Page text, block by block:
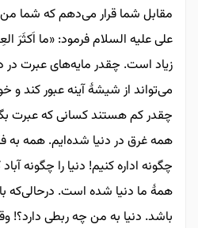
مقابل شما قرار می‌دهم که شما
علی علیه السلام فرمود: «ما اَکثَرَ
زیاد است. چقدر مایه‌های عبرت در
می‌تواند از شیشۀ آینه عبور کند و
چقدر کم هستند کسانی که عبرت
همه غرق در دنیا شده‌ایم. همه به
چگونه اداره کنیم! دنیا را چگونه
همۀ ما دنیا شده است. درحالی‌که
باشد. دنیا به من چه ربطی دارد؟!